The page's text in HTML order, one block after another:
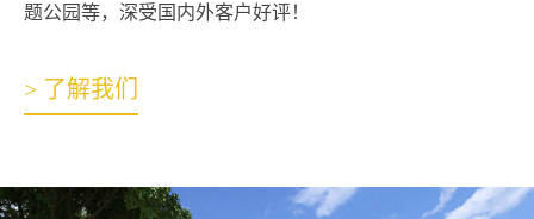
题公园等，深受国内外客户好评！
> 了解我们